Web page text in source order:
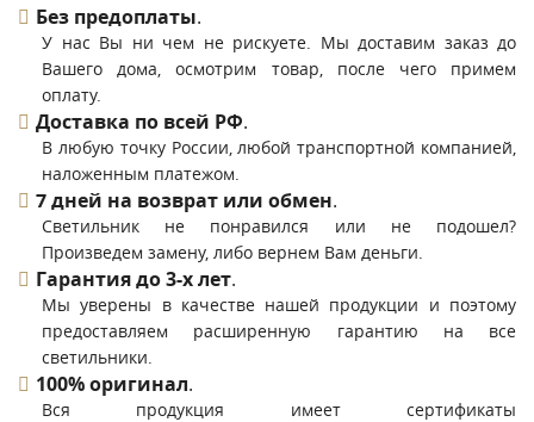
Без предоплаты.
У нас Вы ни чем не рискуете. Мы доставим заказ до
Вашего дома, осмотрим товар, после чего примем
оплату.
Доставка по всей РФ.
В любую точку России, любой транспортной компанией,
наложенным платежом.
7 дней на возврат или обмен.
Светильник не понравился или не подошел?
Произведем замену, либо вернем Вам деньги.
Гарантия до 3-х лет.
Мы уверены в качестве нашей продукции и поэтому
предоставляем расширенную гарантию на все
светильники.
100% оригинал.
Вся продукция имеет сертификаты